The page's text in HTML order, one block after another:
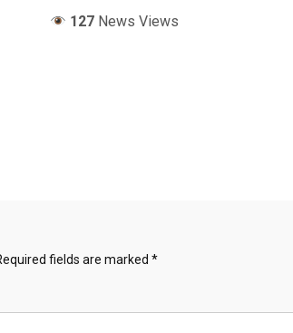
127News Views
fields are marked *